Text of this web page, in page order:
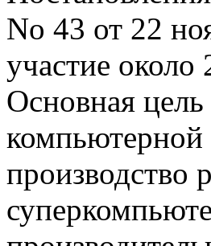
No 43 от 22
участие
Основная
компьютерной
производство